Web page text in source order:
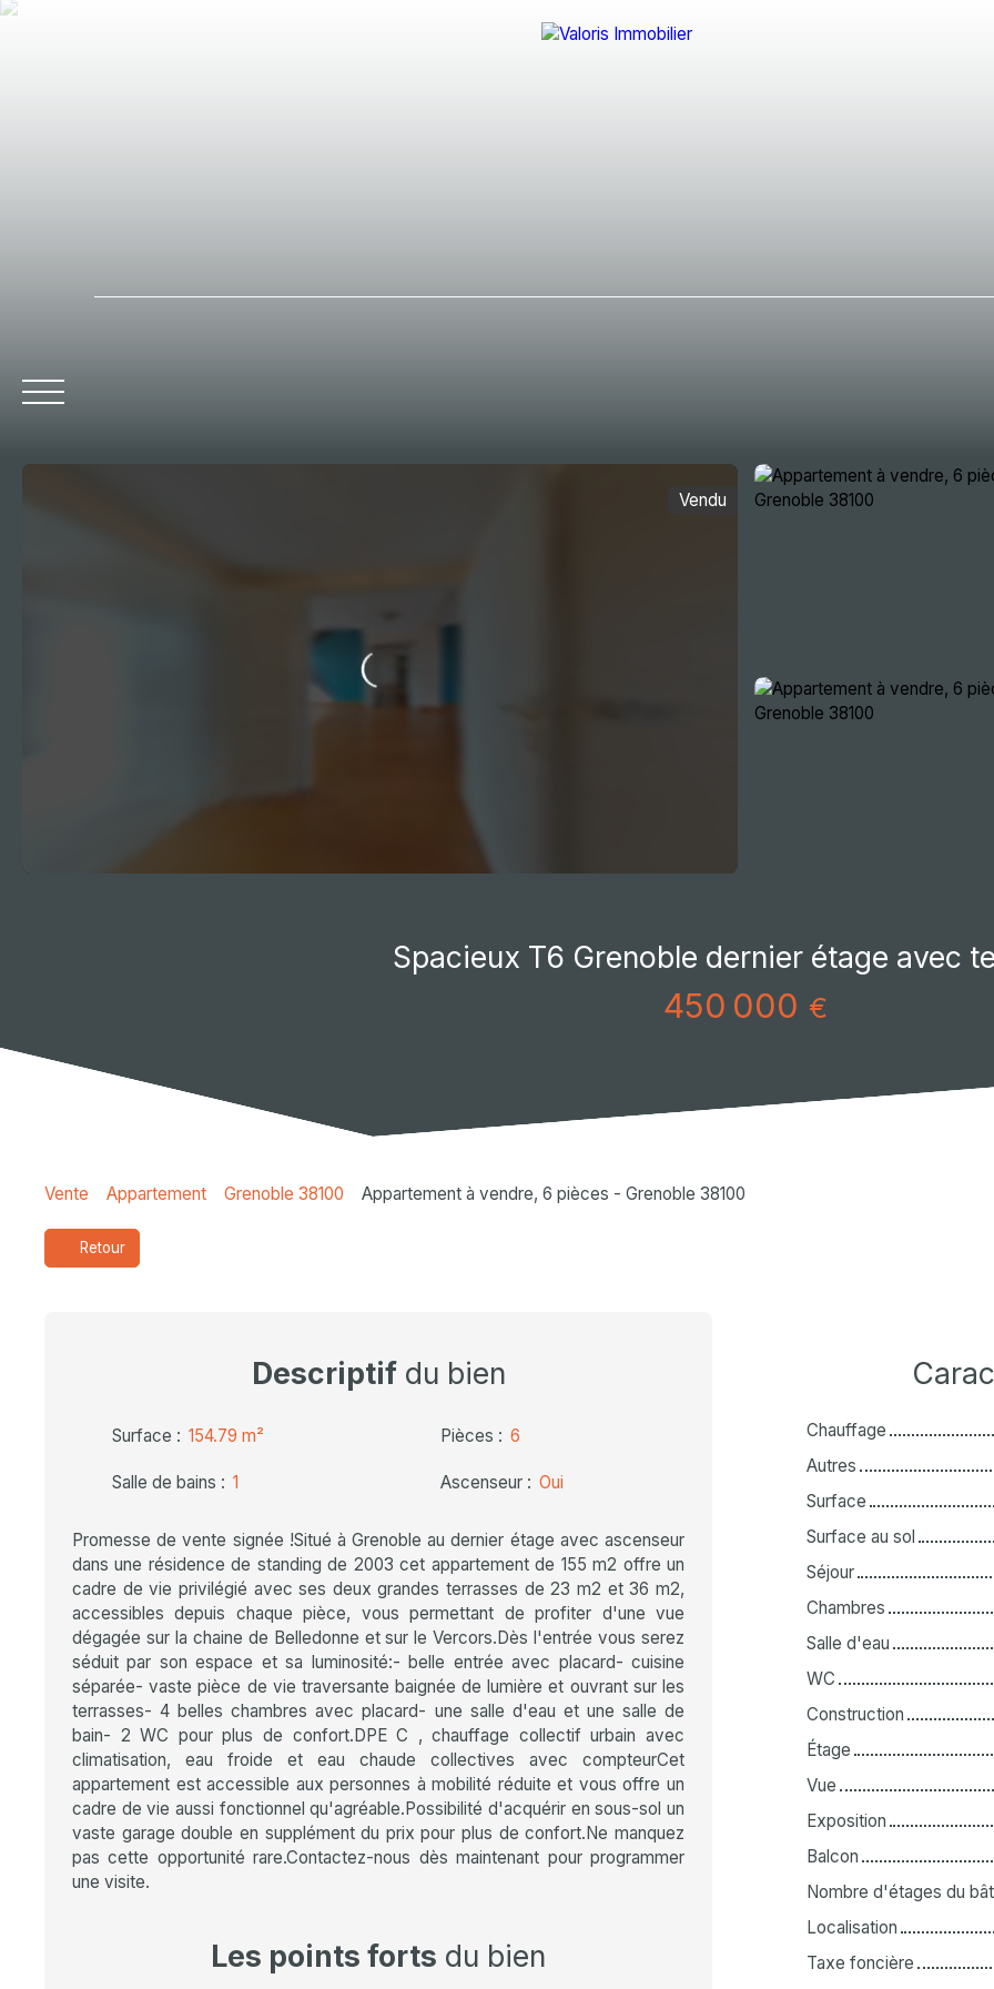
Immobilier d'entreprise Actualités
Vendu
Spacieux T6 Grenoble dernier étage avec
450 000 €
Vente Appartement Grenoble 38100 Appartement à vendre, 6 pièces - Grenoble 38100
Retour
Descriptifdu bien
Surface : 154.79 m² Pièces : 6
Salle de bains : 1 Ascenseur : Oui
Promesse de vente signée !Situé à Grenoble au dernier étage avec ascenseur
dans une résidence de standing de 2003 cet appartement de 155 m2 offre un
cadre de vie privilégié avec ses deux grandes terrasses de 23 m2 et 36 m2,
accessibles depuis chaque pièce, vous permettant de profiter d'une vue
dégagée sur la chaine de Belledonne et sur le Vercors.Dès l'entrée vous serez
séduit par son espace et sa luminosité:- belle entrée avec placard- cuisine
séparée- vaste pièce de vie traversante baignée de lumière et ouvrant sur les
terrasses- 4 belles chambres avec placard- une salle d'eau et une salle de
bain- 2 WC pour plus de confort.DPE C , chauffage collectif urbain avec
climatisation, eau froide et eau chaude collectives avec compteurCet
appartement est accessible aux personnes à mobilité réduite et vous offre un
cadre de vie aussi fonctionnel qu'agréable.Possibilité d'acquérir en sous-sol un
vaste garage double en supplément du prix pour plus de confort.Ne manquez
pas cette opportunité rare.Contactez-nous dès maintenant pour programmer
une visite.
Les points forts du bien
Chauffage
Autres
Surface
Surface au sol
Séjour
Chambres
Salle d'eau
WC
Construction
Étage
Vue
Exposition
Balcon
Nombre d'étages du
Localisation
Taxe foncière